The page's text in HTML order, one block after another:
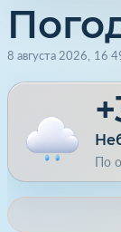
8 августа 2026 16
По